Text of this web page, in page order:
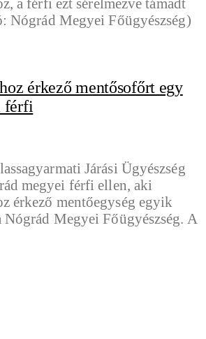
érkező mentősofőrt egy
férfi
Járási Ügyészség
megyei férfi ellen, aki
érkező mentőegység egyik
Megyei Főügyészség. A